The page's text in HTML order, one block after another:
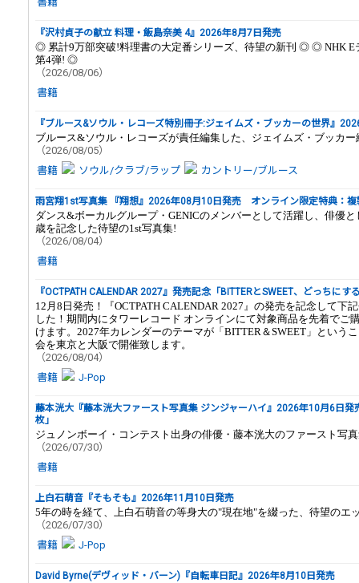
『沢村貞子の献立 料理・飯島奈美 4』2026年8月7日発売
◎ 累計9万部突破!料理書の大定番シリーズ、待望の新刊 ◎ ◎ NHK E
第4弾! ◎
（2026/08/06）
書籍
『ブルース&ソウル・レコーズ特別冊子:ジェイムズ・ブッカーの世界』
ブルース&ソウル・レコーズが責任編集した、ジェイムズ・ブッカ
（2026/08/05）
書籍
ソウル/クラブ/ラップ カントリー/ブルース
雨宮翔1st写真集 『翔想』2026年08月10日発売 オンライン限定特典：
ダンス&ボーカルグループ・GENICのメンバーとして活躍し、俳優
歳を記念した待望の1st写真集!
（2026/08/04）
書籍
『OCTPATH CALENDAR 2027』発売記念「BITTERとSWEET、どっちに
12月8日発売！『OCTPATH CALENDAR 2027』の発売を記念して下
した！期間内にタワーレコード オンラインにて対象商品を先着でご
けます。2027年カレンダーのテーマが「BITTER＆SWEET」という
会を東京と大阪で開催致します。
（2026/08/04）
書籍
J-Pop
藤本洸大『藤本洸大ファースト写真集 ジンジャーハイ』2026年10月6日
枚」
ジュノンボーイ・コンテスト出身の俳優・藤本洸大のファースト写
（2026/07/30）
書籍
上白石萌音『そもそも』2026年11月10日発売
5年の時を経て、上白石萌音の等身大の"現在地"を綴った、待望のエ
（2026/07/30）
書籍
J-Pop
David Byrne(デヴィッド・バーン)『自転車日記』2026年8月10日発売